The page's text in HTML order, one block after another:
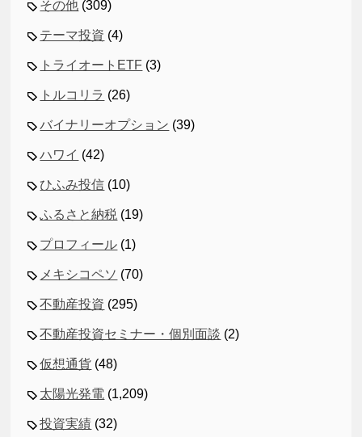
その他 (309)
テーマ投資 (4)
トライオートETF (3)
トルコリラ (26)
バイナリーオプション (39)
ハワイ (42)
ひふみ投信 (10)
ふるさと納税 (19)
プロフィール (1)
メキシコペソ (70)
不動産投資 (295)
不動産投資セミナー・個別面談 (2)
仮想通貨 (48)
太陽光発電 (1,209)
投資実績 (32)